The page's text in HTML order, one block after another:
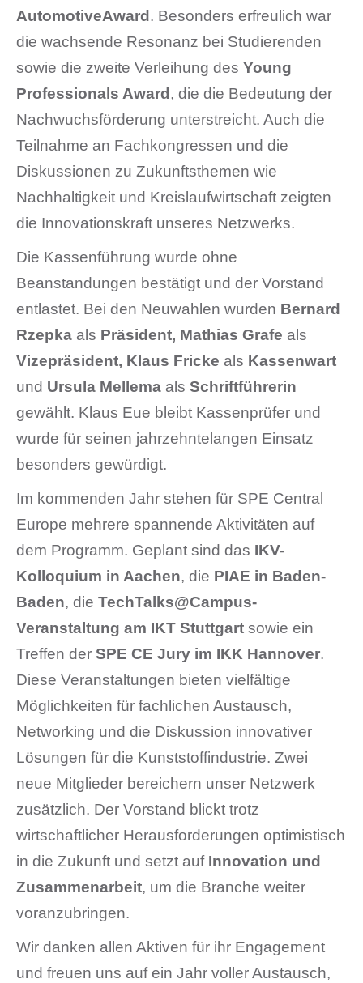
AutomotiveAward . Besonders erfreulich war
die wachsende Resonanz bei Studierenden
sowie die zweite Verleihung des Young
Professionals Award , die die Bedeutung der
Nachwuchsförderung unterstreicht. Auch die
Teilnahme an Fachkongressen und die
Diskussionen zu Zukunftsthemen wie
Nachhaltigkeit und Kreislaufwirtschaft zeigten
die Innovationskraft unseres Netzwerks.
Die Kassenführung wurde ohne
Beanstandungen bestätigt und der Vorstand
entlastet. Bei den Neuwahlen wurden Bernard
Rzepka als Präsident, Mathias Grafe als
Vizepräsident, Klaus Fricke als Kassenwart
und Ursula Mellema als Schriftführerin
gewählt. Klaus Eue bleibt Kassenprüfer und
wurde für seinen jahrzehntelangen Einsatz
besonders gewürdigt.
Im kommenden Jahr stehen für SPE Central
Europe mehrere spannende Aktivitäten auf
dem Programm. Geplant sind das IKV-
Kolloquium in Aachen, die PIAE in Baden-
Baden, die TechTalks@Campus-
Veranstaltung am IKT Stuttgart sowie ein
Treffen der SPE CE Jury im IKK Hannover.
Diese Veranstaltungen bieten vielfältige
Möglichkeiten für fachlichen Austausch,
Networking und die Diskussion innovativer
Lösungen für die Kunststoffindustrie. Zwei
neue Mitglieder bereichern unser Netzwerk
zusätzlich. Der Vorstand blickt trotz
wirtschaftlicher Herausforderungen optimistisch
in die Zukunft und setzt auf Innovation und
Zusammenarbeit, um die Branche weiter
voranzubringen.
Wir danken allen Aktiven für ihr Engagement
und freuen uns auf ein Jahr voller Austausch,